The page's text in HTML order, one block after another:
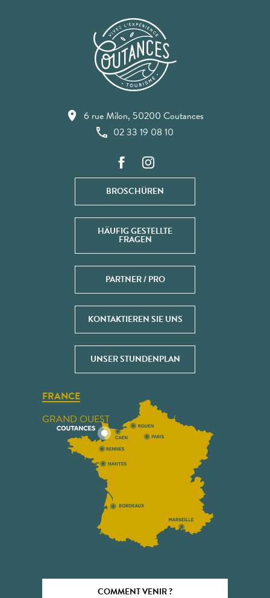
6 rue Milon, 50200 Coutances
02 33 19 08 10
BROSCHÜREN
HÄUFIG GESTELLTE
FRAGEN
PARTNER / PRO
KONTAKTIEREN SIE UNS
UNSER STUNDENPLAN
FRANCE
GRAND OUEST
COMMENT VENIR ?